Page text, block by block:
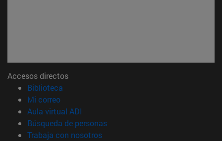
Accesos directos
Biblioteca
Mi correo(abre en nueva ventana)
Aula virtual ADI
Búsqueda de personas(abre en nueva ventana)
Trabaja con nosotros(abre en nueva ventana)